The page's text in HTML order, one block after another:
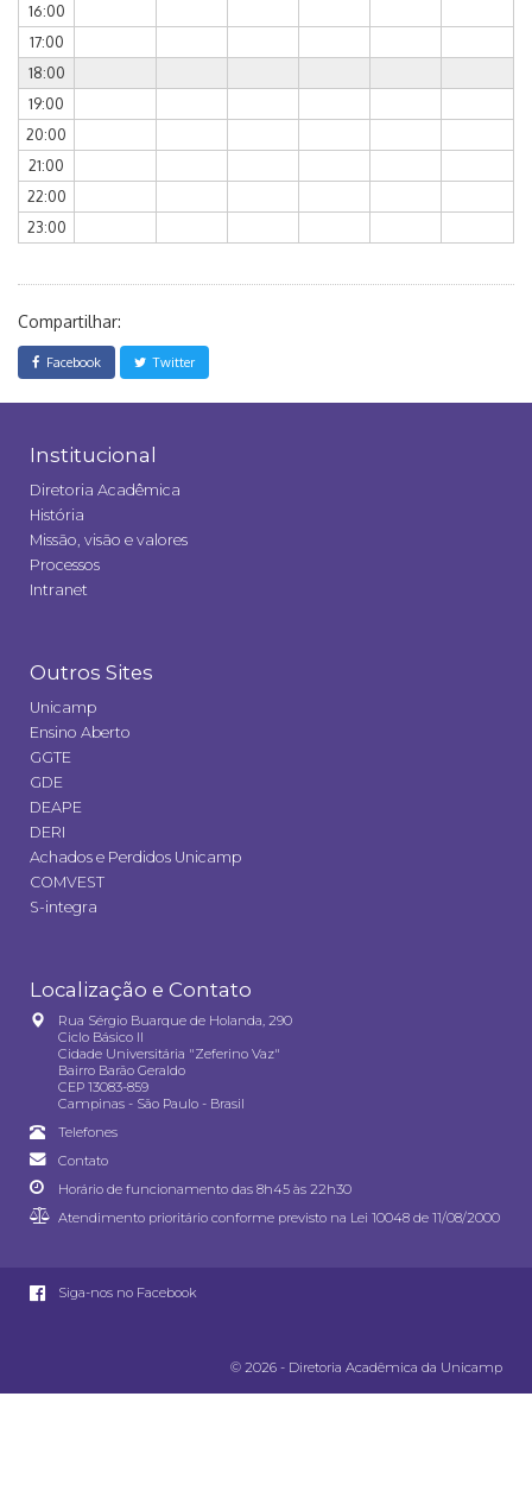
16:00
17:00
18:00
19:00
20:00
21:00
22:00
23:00
Compartilhar:
Facebook Twitter
Institucional
Diretoria Acadêmica
História
Missão, visão e valores
Processos
Intranet
Outros Sites
Unicamp
Ensino Aberto
GGTE
GDE
DEAPE
DERI
Achados e Perdidos Unicamp
COMVEST
S-integra
Localização e Contato
Rua Sérgio Buarque de Holanda, 290
Ciclo Básico II
Cidade Universitária "Zeferino Vaz"
Bairro Barão Geraldo
CEP 13083-859
Campinas - São Paulo - Brasil
Telefones
Contato
Horário de funcionamento das 8h45 às 22h30
Atendimento prioritário conforme previsto na Lei 10048 de 11/08/2000
Siga-nos no Facebook
© 2026 - Diretoria Acadêmica da Unicamp